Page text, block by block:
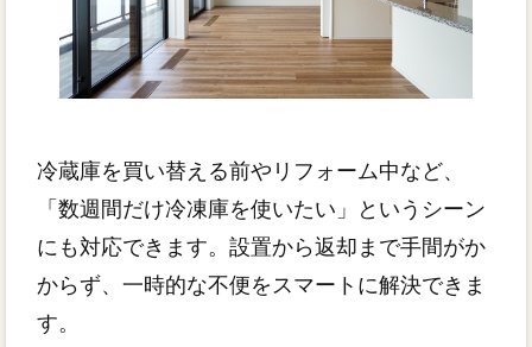
冷蔵庫を買い替える前やリフォーム中など、
「数週間だけ冷凍庫を使いたい」というシーン
にも対応できます。設置から返却まで手間がか
からず、一時的な不便をスマートに解決できま
す。